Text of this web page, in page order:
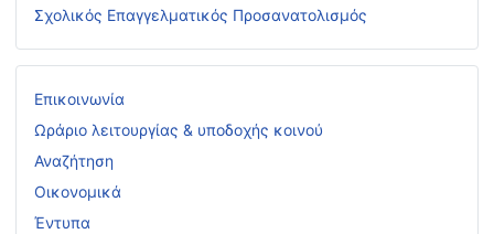
Σχολικός Επαγγελματικός Προσανατολισμός
Επικοινωνία
Ωράριο λειτουργίας & υποδοχής κοινού
Αναζήτηση
Οικονομικά
Έντυπα